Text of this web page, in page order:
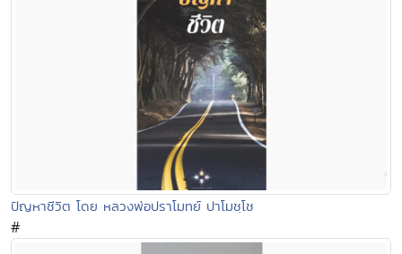
ปัญหาชีวิต โดย หลวงพ่อปราโมทย์ ปาโมชฺโช
#